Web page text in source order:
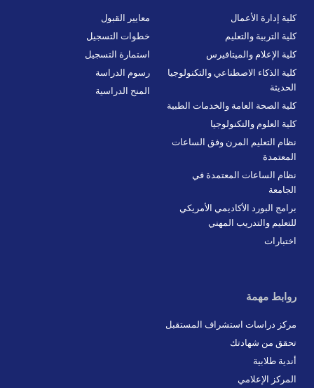
كلية إدارة الأعمال
كلية التربية والتعليم
كلية الإعلام والميتافيرس
كلية الذكاء الاصطناعي والتكنولوجيا
الحديثة
كلية الصحة العامة والخدمات الطبية
كلية العلوم والتكنولوجيا
نظام التعليم المرن وفق الساعات
المعتمدة
نظام الساعات المعتمدة في
الجامعة
برامج البورد الأكاديمي الأمريكي
للتعليم والتدريب المهني
اختبارات
معايير القبول
خطوات التسجيل
استمارة التسجيل
رسوم الدراسة
المنح الدراسية
روابط مهمة
مركز دراسات استشراف المستقبل
تحقق من شهادتك
أندية طلابية
المركز الإعلامي